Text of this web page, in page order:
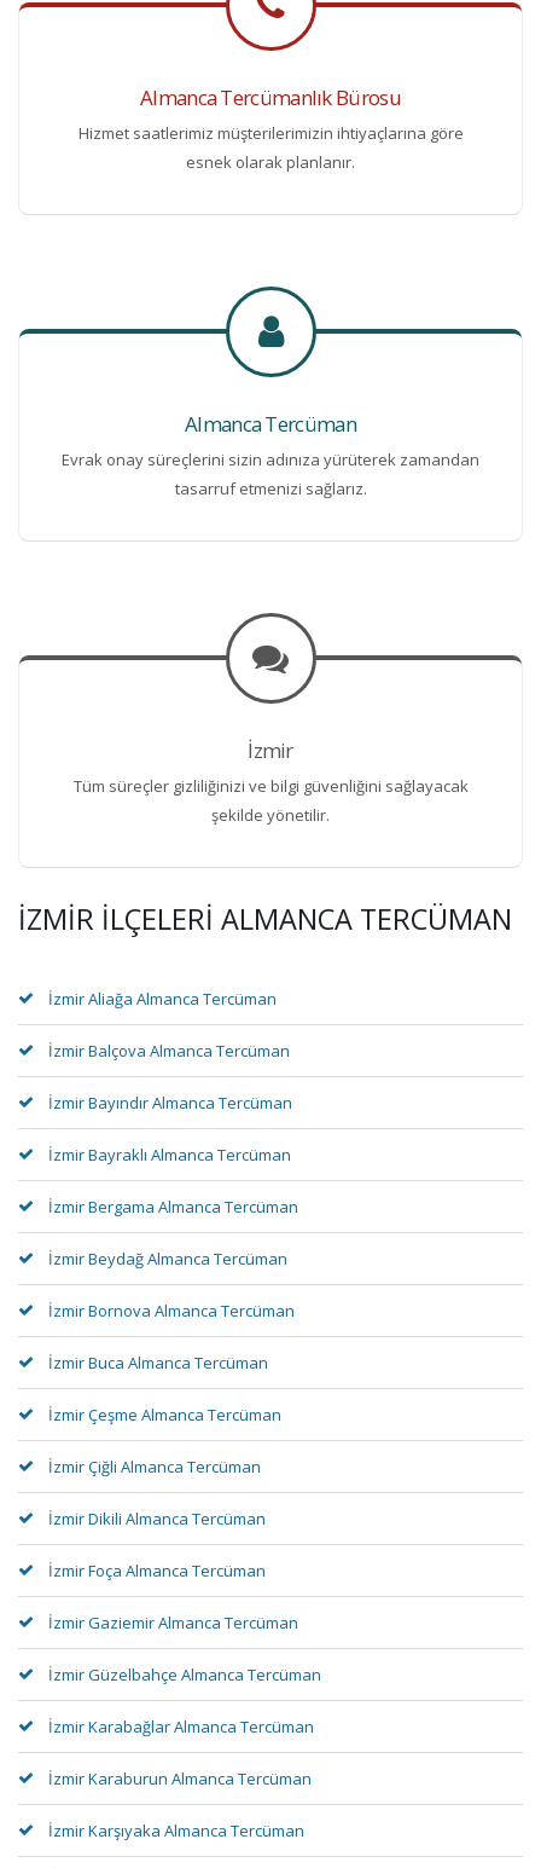
Almanca Tercümanlık Bürosu
Hizmet saatlerimiz müşterilerimizin ihtiyaçlarına göre
esnek olarak planlanır.
Almanca Tercüman
Evrak onay süreçlerini sizin adınıza yürüterek zamandan
tasarruf etmenizi sağlarız.
İzmir
Tüm süreçler gizliliğinizi ve bilgi güvenliğini sağlayacak
şekilde yönetilir.
İZMIR İLÇELERI ALMANCA TERCÜMAN
İzmir Aliağa Almanca Tercüman
İzmir Balçova Almanca Tercüman
İzmir Bayındır Almanca Tercüman
İzmir Bayraklı Almanca Tercüman
İzmir Bergama Almanca Tercüman
İzmir Beydağ Almanca Tercüman
İzmir Bornova Almanca Tercüman
İzmir Buca Almanca Tercüman
İzmir Çeşme Almanca Tercüman
İzmir Çiğli Almanca Tercüman
İzmir Dikili Almanca Tercüman
İzmir Foça Almanca Tercüman
İzmir Gaziemir Almanca Tercüman
İzmir Güzelbahçe Almanca Tercüman
İzmir Karabağlar Almanca Tercüman
İzmir Karaburun Almanca Tercüman
İzmir Karşıyaka Almanca Tercüman